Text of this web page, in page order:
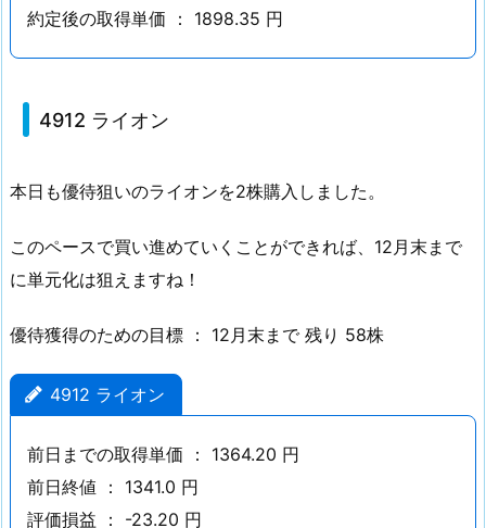
E
T
1.
9
ラ
オ
ン
1.
9
4
3
約定後の取得単価 ： 1898.35 円
4912 ライオン
本日も優待狙いのライオンを2株購入しました。
このペースで買い進めていくことができれば、12月末まで
に単元化は狙えますね！
優待獲得のための目標 ： 12月末まで 残り 58株
4912 ライオン
前日までの取得単価 ： 1364.20 円
前日終値 ： 1341.0 円
評価損益 ： -23.20 円